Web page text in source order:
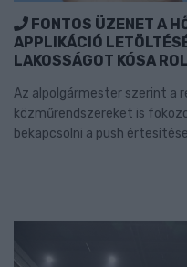
FONTOS ÜZENET A
APPLIKÁCIÓ
LAKOSSÁGOT KÓSA
Az alpolgármester szerint a
közműrendszereket is
bekapcsolni a push